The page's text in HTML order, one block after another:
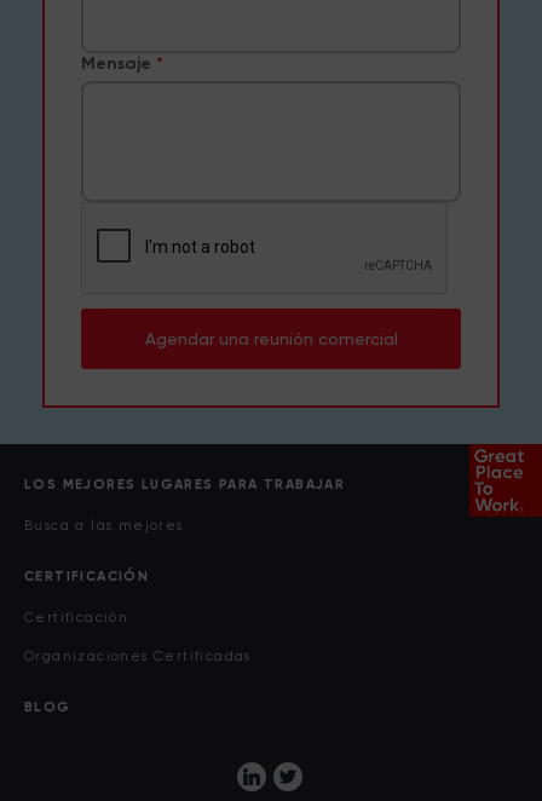
Mensaje
Agendar una reunión comercial
LOS MEJORES LUGARES PARA TRABAJAR
Busca a las mejores
CERTIFICACIÓN
Certificación
Organizaciones Certificadas
BLOG